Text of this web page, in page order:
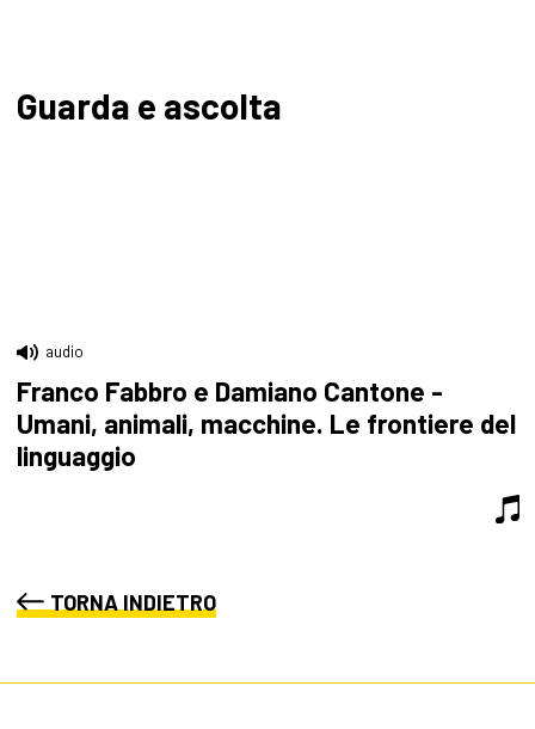
Guarda e ascolta
audio
Franco Fabbro e Damiano Cantone -
Umani, animali, macchine. Le frontiere del
linguaggio
TORNA INDIETRO